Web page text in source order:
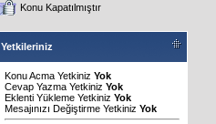
Konu Kapatılmıştır
Yetkileriniz
Konu Acma Yetkiniz Yok
Cevap Yazma Yetkiniz Yok
Eklenti Yükleme Yetkiniz Yok
Mesajınızı Değiştirme Yetkiniz Yok